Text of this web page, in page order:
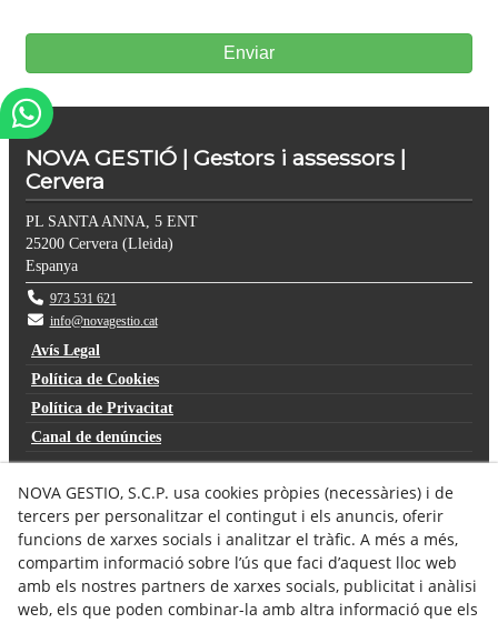
Enviar
NOVA GESTIÓ | Gestors i assessors |
Cervera
PL SANTA ANNA, 5 ENT
25200 Cervera (Lleida)
Espanya
973 531 621
info@novagestio.cat
Avís Legal
Política de Cookies
Política de Privacitat
Canal de denúncies
NOVA GESTIO, S.C.P. usa cookies pròpies (necessàries) i de
tercers per personalitzar el contingut i els anuncis, oferir
funcions de xarxes socials i analitzar el tràfic. A més a més,
compartim informació sobre l’ús que faci d’aquest lloc web
amb els nostres partners de xarxes socials, publicitat i anàlisi
web, els que poden combinar-la amb altra informació que els